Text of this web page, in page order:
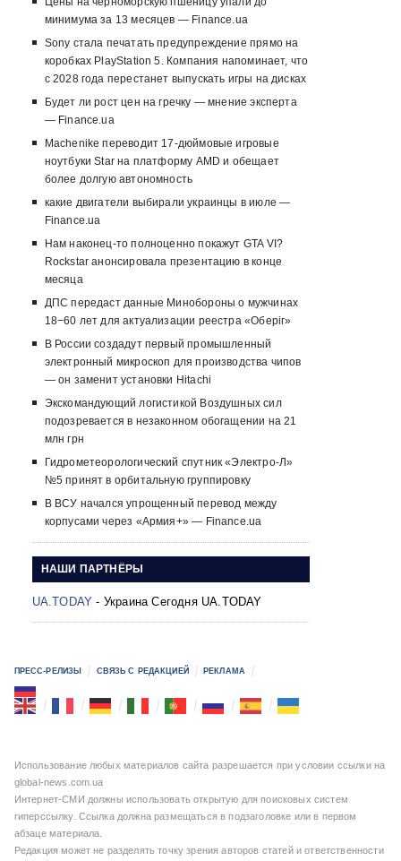
минимума за 13 месяцев — Finance.ua
Sony стала печатать предупреждение прямо на
коробках PlayStation 5. Компания напоминает, что
с 2028 года перестанет выпускать игры на дисках
Будет ли рост цен на гречку — мнение эксперта
— Finance.ua
Machenike переводит 17-дюймовые игровые
ноутбуки Star на платформу AMD и обещает
более долгую автономность
какие двигатели выбирали украинцы в июле —
Finance.ua
Нам наконец-то полноценно покажут GTA VI?
Rockstar анонсировала презентацию в конце
месяца
ДПС передаст данные Минобороны о мужчинах
18−60 лет для актуализации реестра «Оберіг»
В России создадут первый промышленный
электронный микроскоп для производства чипов
— он заменит установки Hitachi
Экскомандующий логистикой Воздушных сил
подозревается в незаконном обогащении на 21
млн грн
Гидрометеорологический спутник «Электро-Л»
№5 принят в орбитальную группировку
В ВСУ начался упрощенный перевод между
корпусами через «Армия+» — Finance.ua
НАШИ ПАРТНЁРЫ
UA.TODAY - Украина Сегодня UA.TODAY
ПРЕСС-РЕЛИЗЫ СВЯЗЬ С РЕДАКЦИЕЙ РЕКЛАМА
Использование любых материалов сайта разрешается при условии ссылки на
global-news.com.ua
Интернет-СМИ должны использовать открытую для поисковых систем
гиперссылку. Ссылка должна размещаться в подзаголовке или в первом
абзаце материала.
Редакция может не разделять точку зрения авторов статей и ответственности